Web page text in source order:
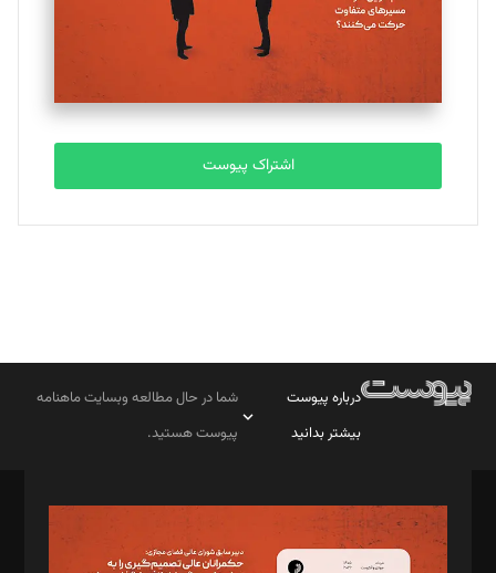
اشتراک پیوست
درباره پیوست
بیشتر بدانید
شما در حال مطالعه وبسایت ماهنامه
پیوست هستید.
مدیر مسئول: محمدباقر اثنی‌عشری
سردبیر: مهرک محمودی